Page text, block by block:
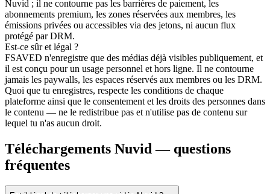
Nuvid ; il ne contourne pas les barrières de paiement, les
abonnements premium, les zones réservées aux membres, les
émissions privées ou accessibles via des jetons, ni aucun flux
protégé par DRM.
Est-ce sûr et légal ?
FSAVED n'enregistre que des médias déjà visibles publiquement, et
il est conçu pour un usage personnel et hors ligne. Il ne contourne
jamais les paywalls, les espaces réservés aux membres ou les DRM.
Quoi que tu enregistres, respecte les conditions de chaque
plateforme ainsi que le consentement et les droits des personnes dans
le contenu — ne le redistribue pas et n'utilise pas de contenu sur
lequel tu n'as aucun droit.
Téléchargements Nuvid — questions
fréquentes